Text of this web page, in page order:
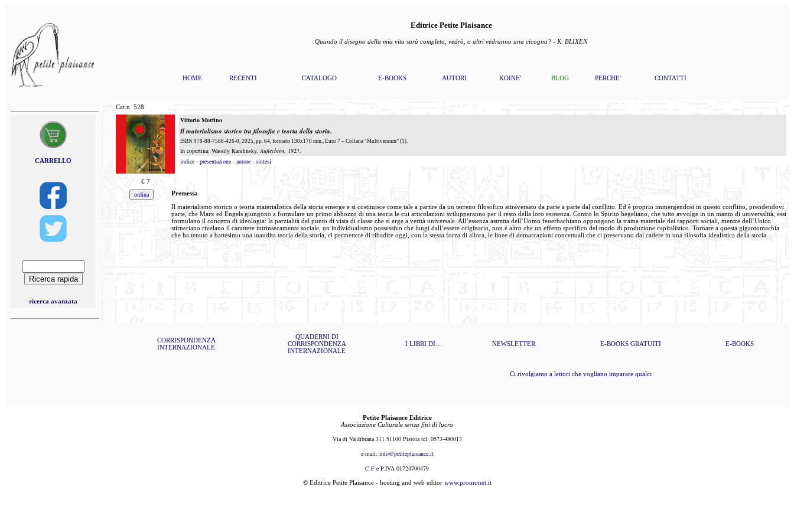
Editrice Petite Plaisance
Quando il disegno della mia vita sarà completo, vedrò, o altri vedranno una cicogna? - K. BLIXEN
HOME RECENTI CATALOGO E-BOOKS AUTORI KOINE' BLOG PERCHE' CONTATTI
CARRELLO
ricerca avanzata
Cat.n. 528
Vittorio Morfino
Il materialismo storico tra filosofia e teoria della storia.
ISBN 978-88-7588-426-0, 2025, pp. 64, formato 130x170 mm., Euro 7 – Collana “Multiversum” [1].
In copertina: Wassily Kandinsky,Auflechten, 1927.
indice - presentazione - autore - sintesi
€ 7
Premessa
Il materialismo storico o teoria materialistica della storia emerge e si costituisce come tale a partire da un terreno filosofico attraversato da parte a parte dal conflitto. Ed è proprio immergendosi in questo conflitto, prendendovi
parte, che Marx ed Engels giungono a formulare un primo abbozzo di una teoria le cui articolazioni svilupperanno per il resto della loro esistenza. Contro lo Spirito hegeliano, che tutto avvolge in un manto di universalità, essi
formulano il concetto di ideologia: la parzialità del punto di vista di classe che si erge a verità universale. All’essenza astratta dell’Uomo feuerbachiano oppongono la trama materiale dei rapporti sociali, mentre dell’Unico
stirneriano rivelano il carattere intrinsecamente sociale, un individualismo possessivo che lungi dall’essere originario, non è altro che un effetto specifico del modo di produzione capitalistico. Tornare a questa gigantomachia
che ha tenuto a battesimo una inaudita teoria della storia, ci permettere di ribadire oggi, con la stessa forza di allora, le linee di demarcazioni concettuali che ci preservano dal cadere in una filosofia idealistica della storia.
CORRISPONDENZA
INTERNAZIONALE
QUADERNI DI
CORRISPONDENZA
INTERNAZIONALE
I LIBRI DI... NEWSLETTER E-BOOKS GRATUITI E-BOOKS
Ci rivolgiamo a lettori che vogliano imparare qualcosa di nuovo, che dunque vogliano pure pensare da
Petite Plaisance Editrice
Associazione Culturale senza fini di lucro
Via di Valdibrana 311 51100 Pistoia tel: 0573-480013
e-mail: info@petiteplaisance.it
C.F e P.IVA 01724700479
© Editrice Petite Plaisance - hosting and web editor www.promonet.it